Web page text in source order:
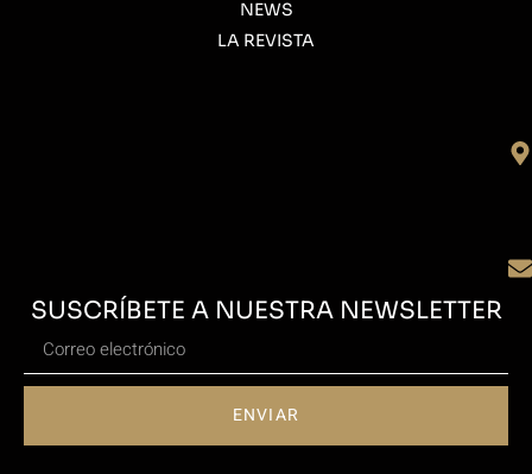
NEWS
LA REVISTA
SUSCRÍBETE A NUESTRA NEWSLETTER
ENVIAR